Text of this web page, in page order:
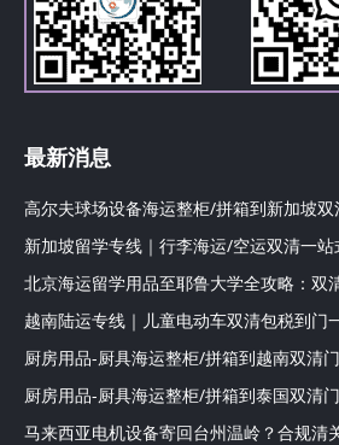
最新消息
高尔夫球场设备海运整柜/拼箱到新加坡双
新加坡留学专线｜行李海运/空运双清一站
北京海运留学用品至耶鲁大学全攻略：双
越南陆运专线｜儿童电动车双清包税到门
厨房用品-厨具海运整柜/拼箱到越南双清
厨房用品-厨具海运整柜/拼箱到泰国双清
马来西亚电机设备寄回台州温岭？合规清